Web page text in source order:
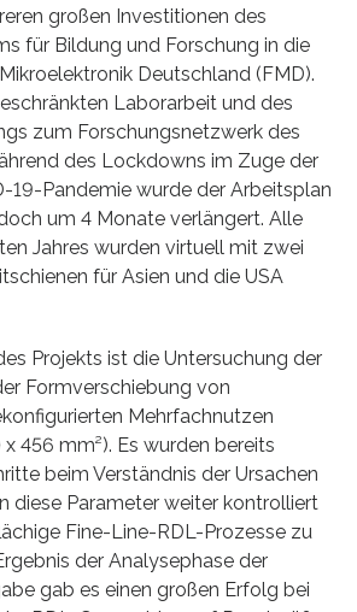
großen Investitionen des
für Bildung und Forschung in die
Deutschland (FMD).
Laborarbeit und des
zum Forschungsnetzwerk des
des Lockdowns im Zuge der
19-Pandemie wurde der Arbeitsplan
um 4 Monate verlängert. Alle
Jahres wurden virtuell mit zwei
für Asien und die USA
Projekts ist die Untersuchung der
Formverschiebung von
Mehrfachnutzen
456 mm²). Es wurden bereits
beim Verständnis der Ursachen
diese Parameter weiter kontrolliert
Fine-Line-RDL-Prozesse zu
der Analysephase der
gab es einen großen Erfolg bei